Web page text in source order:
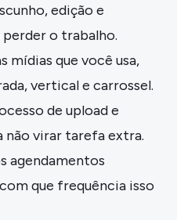
edição e
o trabalho.
mídias que você usa,
vertical e carrossel.
de upload e
não virar tarefa extra.
agendamentos
que frequência isso